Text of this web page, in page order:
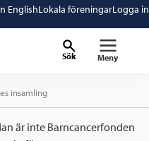
EnglishLokala föreningarLogga in
Sök Meny
insamling
är inte Barncancerfonden